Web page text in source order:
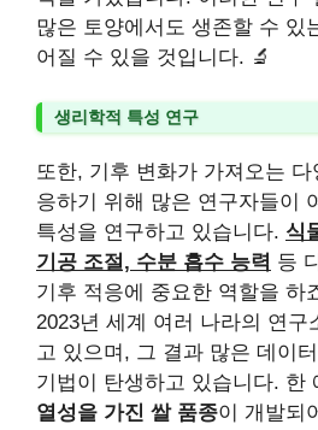
많은 토양에서도 생존할 수 있
어질 수 있을 것입니다. 🔬
생리학적 특성 연구
또한, 기후 변화가 가져오는
응하기 위해 많은 연구자들이
특성을 연구하고 있습니다. 식
기공 조절, 수분 흡수 능력 등
기후 적응에 중요한 역할을 하
2023년 세계 여러 나라의 연구
고 있으며, 그 결과 많은 데이
기법이 탄생하고 있습니다. 한
열성을 가진 쌀 품종이 개발되